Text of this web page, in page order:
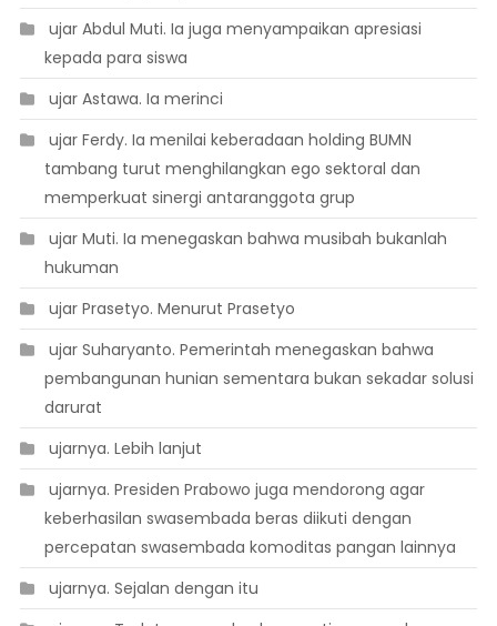
 ujar Abdul Muti. Ia juga menyampaikan apresiasi
kepada para siswa
 ujar Astawa. Ia merinci
 ujar Ferdy. Ia menilai keberadaan holding BUMN
tambang turut menghilangkan ego sektoral dan
memperkuat sinergi antaranggota grup
 ujar Muti. Ia menegaskan bahwa musibah bukanlah
hukuman
 ujar Prasetyo. Menurut Prasetyo
 ujar Suharyanto. Pemerintah menegaskan bahwa
pembangunan hunian sementara bukan sekadar solusi
darurat
 ujarnya. Lebih lanjut
 ujarnya. Presiden Prabowo juga mendorong agar
keberhasilan swasembada beras diikuti dengan
percepatan swasembada komoditas pangan lainnya
 ujarnya. Sejalan dengan itu